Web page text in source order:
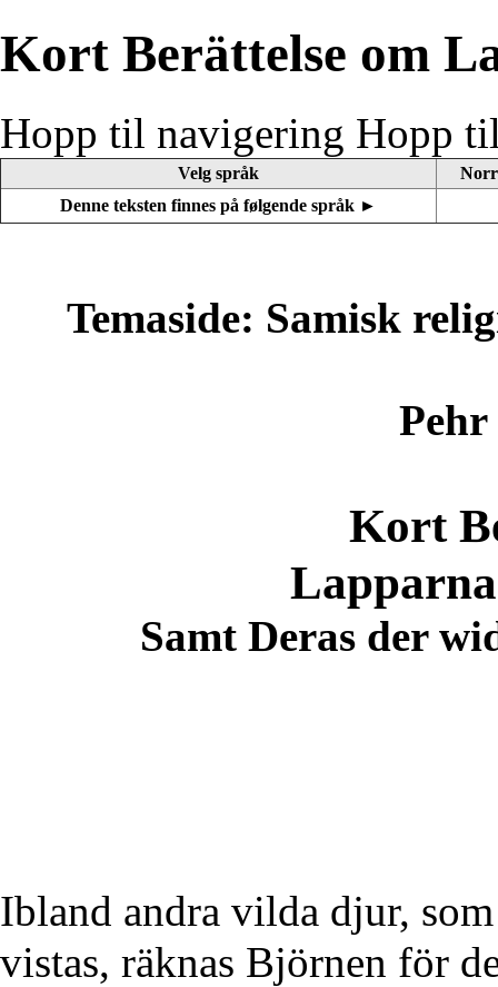
Kort Berättelse om
Hopp til navigering Hopp
Velg språk
Denne teksten finnes på følgende språk ►
Temaside: Samisk
Kort
Samt Deras der
Ibland andra vilda djur,
vistas, räknas Björnen för